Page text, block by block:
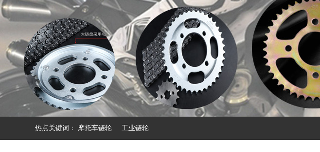
热点关键词： 摩托车链轮 工业链轮